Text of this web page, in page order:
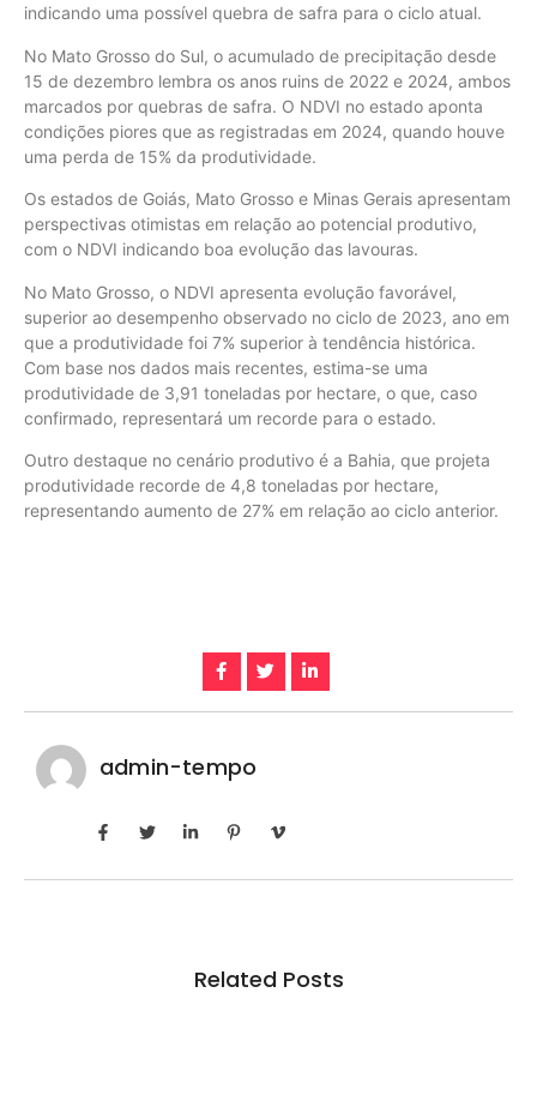
indicando uma possível quebra de safra para o ciclo atual.
No Mato Grosso do Sul, o acumulado de precipitação desde
15 de dezembro lembra os anos ruins de 2022 e 2024, ambos
marcados por quebras de safra. O NDVI no estado aponta
condições piores que as registradas em 2024, quando houve
uma perda de 15% da produtividade.
Os estados de Goiás, Mato Grosso e Minas Gerais apresentam
perspectivas otimistas em relação ao potencial produtivo,
com o NDVI indicando boa evolução das lavouras.
No Mato Grosso, o NDVI apresenta evolução favorável,
superior ao desempenho observado no ciclo de 2023, ano em
que a produtividade foi 7% superior à tendência histórica.
Com base nos dados mais recentes, estima-se uma
produtividade de 3,91 toneladas por hectare, o que, caso
confirmado, representará um recorde para o estado.
Outro destaque no cenário produtivo é a Bahia, que projeta
produtividade recorde de 4,8 toneladas por hectare,
representando aumento de 27% em relação ao ciclo anterior.
admin-tempo
Related Posts